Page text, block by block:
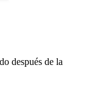
después de la